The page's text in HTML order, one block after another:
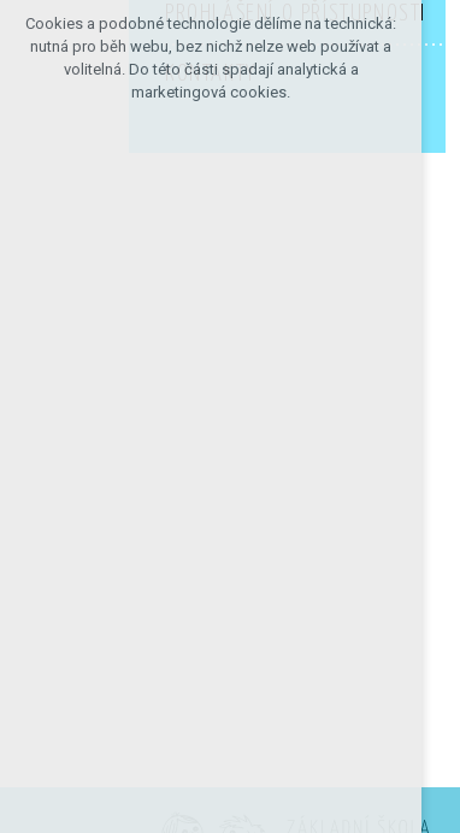
PROHLÁŠENÍ O PŘÍSTUPNOSTI
KONTAKTY
Přijmout všechny cookies
Odmítnout vše
Cookies a podobné technologie dělíme na technická:
nutná pro běh webu, bez nichž nelze web používat a
volitelná. Do této části spadají analytická a
marketingová cookies.